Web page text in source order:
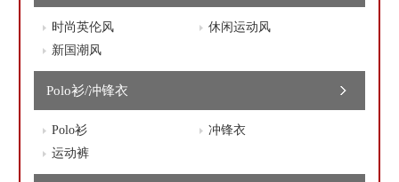
时尚英伦风
休闲运动风
新国潮风
Polo衫/冲锋衣
Polo衫
冲锋衣
运动裤